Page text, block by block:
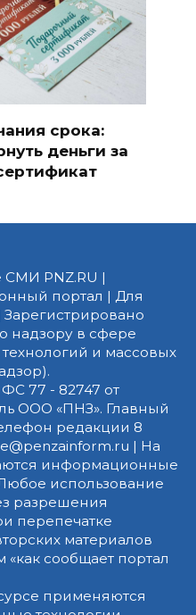
срока:
деньги за
СМИ PNZ.RU |
портал | Для
Зарегистрировано
надзору в сфере
и массовых
77 - 82747 от
ООО «ПНЗ». Главный
редакции 8
| На
информационные
использование
разрешения
перепечатке
материалов
сообщает портал
применяются